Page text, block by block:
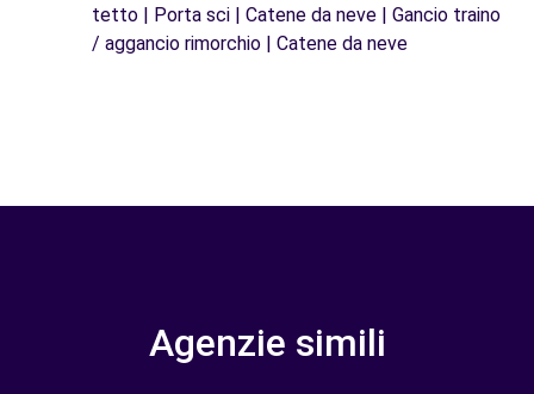
tetto | Porta sci | Catene da neve | Gancio traino
/ aggancio rimorchio | Catene da neve
Agenzie simili